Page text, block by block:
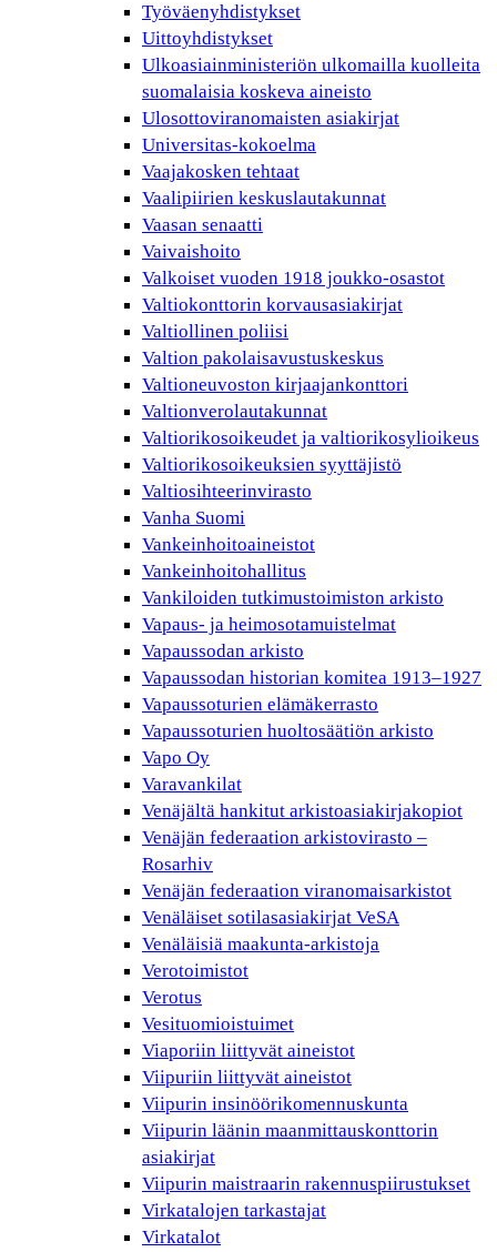
Työväenyhdistykset
Uittoyhdistykset
Ulkoasiainministeriön ulkomailla kuolleita
suomalaisia koskeva aineisto
Ulosottoviranomaisten asiakirjat
Universitas-kokoelma
Vaajakosken tehtaat
Vaalipiirien keskuslautakunnat
Vaasan senaatti
Vaivaishoito
Valkoiset vuoden 1918 joukko-osastot
Valtiokonttorin korvausasiakirjat
Valtiollinen poliisi
Valtion pakolaisavustuskeskus
Valtioneuvoston kirjaajankonttori
Valtionverolautakunnat
Valtiorikosoikeudet ja valtiorikosylioikeus
Valtiorikosoikeuksien syyttäjistö
Valtiosihteerinvirasto
Vanha Suomi
Vankeinhoitoaineistot
Vankeinhoitohallitus
Vankiloiden tutkimustoimiston arkisto
Vapaus- ja heimosotamuistelmat
Vapaussodan arkisto
Vapaussodan historian komitea 1913–1927
Vapaussoturien elämäkerrasto
Vapaussoturien huoltosäätiön arkisto
Vapo Oy
Varavankilat
Venäjältä hankitut arkistoasiakirjakopiot
Venäjän federaation arkistovirasto –
Rosarhiv
Venäjän federaation viranomaisarkistot
Venäläiset sotilasasiakirjat VeSA
Venäläisiä maakunta-arkistoja
Verotoimistot
Verotus
Vesituomioistuimet
Viaporiin liittyvät aineistot
Viipuriin liittyvät aineistot
Viipurin insinöörikomennuskunta
Viipurin läänin maanmittauskonttorin
asiakirjat
Viipurin maistraarin rakennuspiirustukset
Virkatalojen tarkastajat
Virkatalot